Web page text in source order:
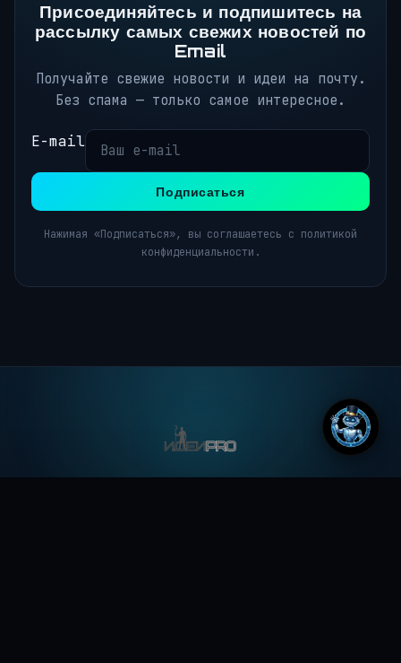
Присоединяйтесь и подпишитесь на
рассылку самых свежих новостей по
Email
Получайте свежие новости и идеи на почту.
Без спама — только самое интересное.
E-mail
Подписаться
Нажимая «Подписаться», вы соглашаетесь с политикой
конфиденциальности.